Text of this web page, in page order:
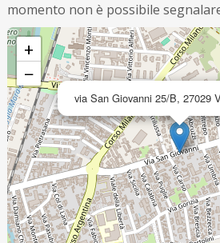
momento non è possibile
via San Giovanni 25/B, 27029
+
−